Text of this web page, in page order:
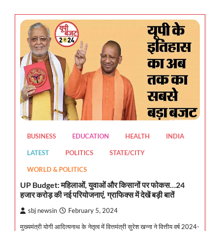
BUSINESS EDUCATION HEALTH INDIA
LATEST POLITICS STATE/CITY
WORLD & POLITICS
UP Budget: महिलाओं, युवाओं और किसानों पर फोकस…24
हजार करोड़ की नई परियोजनाएं, ग्राफिक्स में देखें बड़ी बातें
sbj newsin February 5, 2024
मुख्यमंत्री योगी आदित्यनाथ के नेतृत्व में वित्तमंत्री सुरेश खन्ना ने वित्तीय वर्ष 2024-